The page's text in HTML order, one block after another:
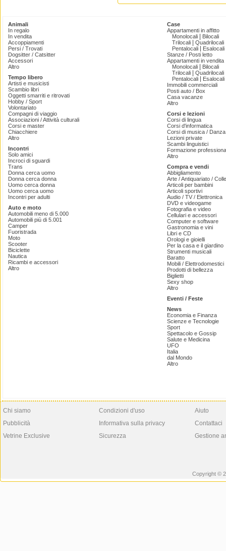
Animali
In regalo
In vendita
Accoppiamenti
Persi / Trovati
Dogsitter / Catsitter
Accessori
Altro
Tempo libero
Artisti e musicisti
Scambio libri
Oggetti smarriti e ritrovati
Hobby / Sport
Volontariato
Compagni di viaggio
Associazioni / Attività culturali
Corsi e master
Chiacchiere
Altro
Incontri
Solo amici
Incroci di sguardi
Trans
Donna cerca uomo
Donna cerca donna
Uomo cerca donna
Uomo cerca uomo
Incontri per adulti
Auto e moto
Automobili meno di 5.000
Automobili più di 5.001
Camper
Fuoristrada
Moto
Scooter
Biciclette
Nautica
Ricambi e accessori
Altro
Case
Appartamenti in affitto
Monolocali
Bilocali
Trilocali
Quadrilocali
Pentalocali
Esalocali
Stanze / Posti letto
Appartamenti in vendita
Monolocali
Bilocali
Trilocali
Quadrilocali
Pentalocali
Esalocali
Immobili commerciali
Posti auto / Box
Casa vacanze
Altro
Corsi e lezioni
Corsi di lingua
Corsi d'informatica
Corsi di musica /
Lezioni private
Scambi linguistici
Formazione
Altro
Compra e vendi
Abbigliamento
Arte / Antiquariato /
Articoli per bambini
Articoli sportivi
Audio / TV / Elettronica
DVD e videogame
Fotografia e video
Cellulari e accessori
Computer e software
Gastronomia e vini
Libri e CD
Orologi e gioielli
Per la casa e il giardino
Strumenti musicali
Baratto
Mobili / Elettrodomestici
Prodotti di bellezza
Biglietti
Sexy shop
Altro
Eventi / Feste
News
Economia e Finanza
Scienze e Tecnologie
Sport
Spettacolo e Gossip
Salute e Medicina
UFO
Italia
dal Mondo
Altro
Chi siamo
Pubblicità
Vetrine Exclusive
Condizioni d'uso
Informativa sulla privacy
Sicurezza
Aiuto
Contattaci
Gestione
Copyright ©